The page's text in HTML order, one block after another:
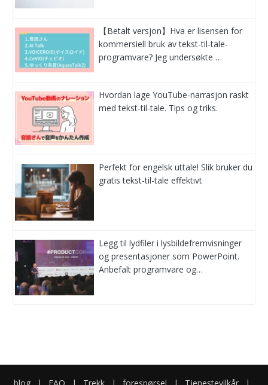
【Betalt versjon】Hva er lisensen for
kommersiell bruk av tekst-til-tale-
programvare? Jeg undersøkte …
Hvordan lage YouTube-narrasjon raskt
med tekst-til-tale. Tips og triks.
Perfekt for engelsk uttale! Slik bruker du
gratis tekst-til-tale effektivt
Legg til lydfiler i lysbildefremvisninger
og presentasjoner som PowerPoint.
Anbefalt programvare og…